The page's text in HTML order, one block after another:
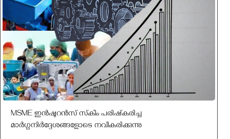
MSME ഇൻഷുറൻസ് സ്‌കീം പരിഷ്‌കരിച്ച
മാർഗ്ഗനിർദ്ദേശങ്ങളോടെ നവീകരിക്കുന്നു